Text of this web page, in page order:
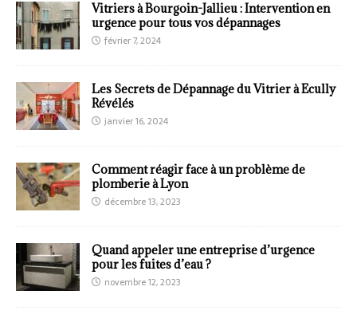
Vitriers à Bourgoin-Jallieu : Intervention en
urgence pour tous vos dépannages
février 7, 2024
Les Secrets de Dépannage du Vitrier à Ecully
Révélés
janvier 16, 2024
Comment réagir face à un problème de
plomberie à Lyon
décembre 13, 2023
Quand appeler une entreprise d’urgence
pour les fuites d’eau ?
novembre 12, 2023